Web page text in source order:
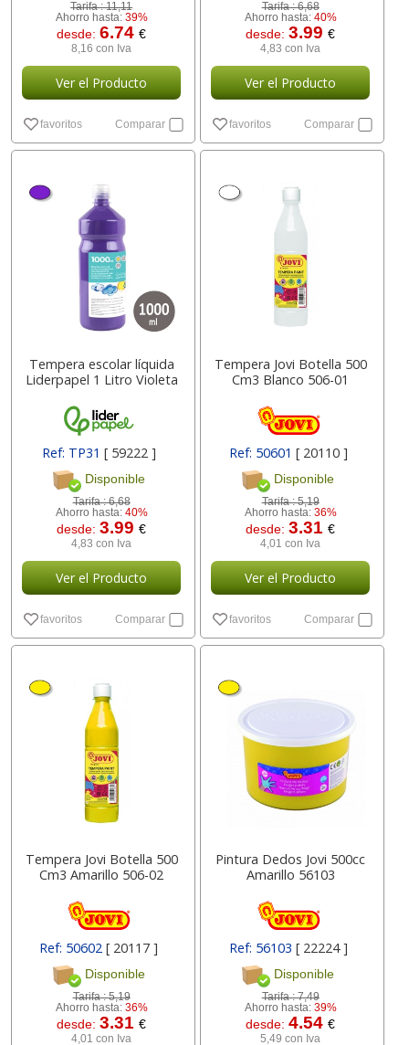
Tarifa :11,11
Ahorro hasta: 39%
desde:6.74€
8,16 con Iva
Ver el Producto
favoritos Comparar
Tarifa :6,68
Ahorro hasta: 40%
desde:3.99€
4,83 con Iva
Ver el Producto
favoritos Comparar
Tempera escolar líquida
Liderpapel 1 Litro Violeta
Ref: TP31 [ 59222 ]
Disponible
Tarifa :6,68
Ahorro hasta: 40%
desde:3.99€
4,83 con Iva
Ver el Producto
favoritos Comparar
Tempera Jovi Botella 500
Cm3 Blanco 506-01
Ref: 50601 [ 20110 ]
Disponible
Tarifa :5,19
Ahorro hasta: 36%
desde:3.31€
4,01 con Iva
Ver el Producto
favoritos Comparar
Tempera Jovi Botella 500
Cm3 Amarillo 506-02
Ref: 50602[ 20117 ]
Disponible
Tarifa :5,19
Ahorro hasta: 36%
desde:3.31€
4,01 con Iva
Pintura Dedos Jovi 500cc
Amarillo 56103
Ref: 56103 [ 22224 ]
Disponible
Tarifa :7,49
Ahorro hasta: 39%
desde:4.54€
5,49 con Iva